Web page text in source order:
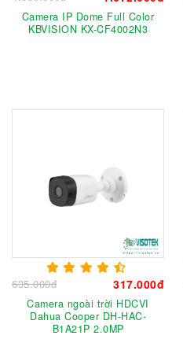
Camera IP Dome Full Color
KBVISION KX-CF4002N3
635.000đ 317.000đ
Camera ngoài trời HDCVI
Dahua Cooper DH-HAC-
B1A21P 2.0MP